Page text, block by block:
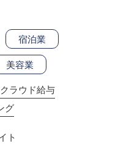
宿泊業
美容業
ラウド給与
グ
ト